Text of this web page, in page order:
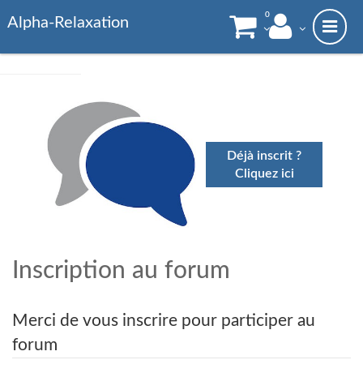
Alpha-Relaxation 0
Déjà inscrit ?
Cliquez ici
Inscription au forum
Merci de vous inscrire pour participer au
forum